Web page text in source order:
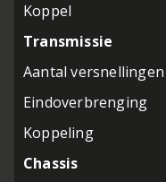
Koppel
Transmissie
Aantal versnellingen
Eindoverbrenging
Koppeling
Chassis